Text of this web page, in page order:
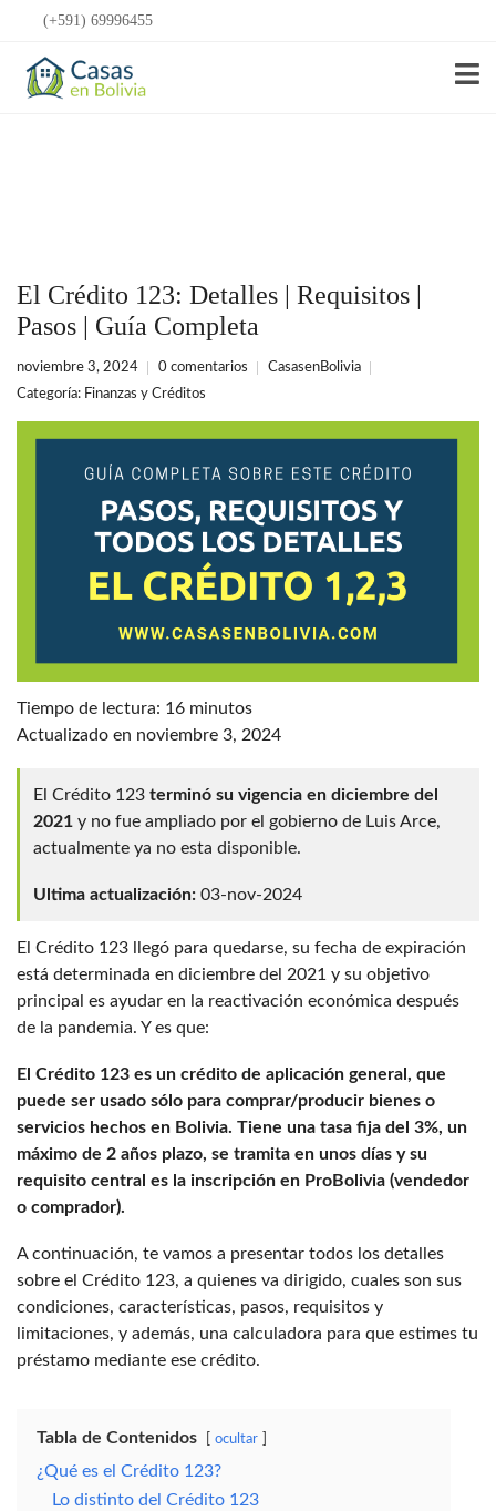
(+591) 69996455
Anunciar Gratis
El Crédito 123: Detalles | Requisitos |
Pasos | Guía Completa
noviembre 3, 2024 0 comentarios
CasasenBolivia
Categoría: Finanzas y Créditos
Tiempo de lectura: 16 minutos
Actualizado en noviembre 3, 2024
El Crédito 123 terminó su vigencia en diciembre del
2021 y no fue ampliado por el gobierno de Luis Arce,
actualmente ya no esta disponible.
Ultima actualización: 03-nov-2024
El Crédito 123 llegó para quedarse, su fecha de expiración
está determinada en diciembre del 2021 y su objetivo
principal es ayudar en la reactivación económica después
de la pandemia. Y es que:
El Crédito 123 es un crédito de aplicación general, que
puede ser usado sólo para comprar/producir bienes o
servicios hechos en Bolivia. Tiene una tasa fija del 3%, un
máximo de 2 años plazo, se tramita en unos días y su
requisito central es la inscripción en ProBolivia (vendedor
o comprador).
A continuación, te vamos a presentar todos los detalles
sobre el Crédito 123, a quienes va dirigido, cuales son sus
condiciones, características, pasos, requisitos y
limitaciones, y además, una calculadora para que estimes tu
préstamo mediante ese crédito.
Tabla de Contenidos ocultar
¿Qué es el Crédito 123?
Lo distinto del Crédito 123